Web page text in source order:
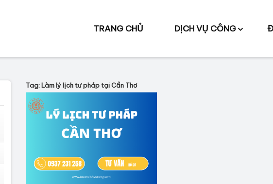
TRANG CHỦ DỊCH VỤ CÔNG
Tag: Làm lý lịch tư pháp tại Cần Thơ